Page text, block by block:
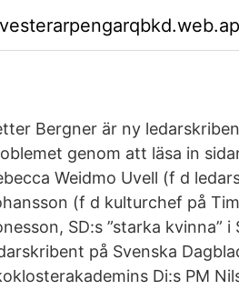
Bergner är ny
genom att läsa in
Weidmo Uvell (f d
(f d kulturchef på
SD:s ”starka kvinna”
på Svenska
Di:s PM